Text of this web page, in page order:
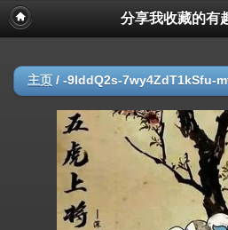
分享我收藏的有
主页 / -9lddQ2s-7wy4ZdT1kSfu-